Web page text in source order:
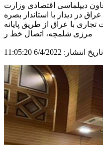
دیپلماسی اقتصادی وزارت
در دیدار با استاندار بصره
با عراق از طریق پایانه
مرزی شلمچه، اتصال خط ر
تاریخ انتشار: